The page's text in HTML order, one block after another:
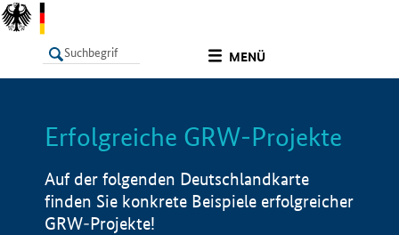
MENÜ
LISTE Info
Erfolgreiche GRW-Projekte
Auf der folgenden Deutschlandkarte
finden Sie konkrete Beispiele erfolgreicher
GRW-Projekte!